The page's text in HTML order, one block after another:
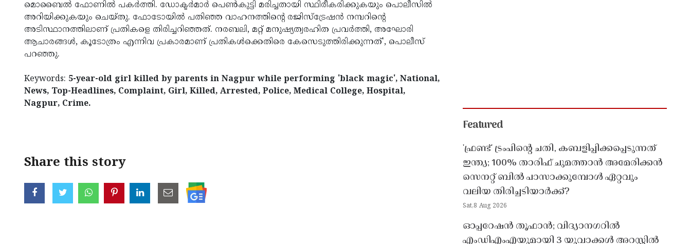
മൊബൈല്‍ ഫോണില്‍ പകര്‍ത്തി. ഡോക്ടര്‍മാര്‍ പെണ്‍കുട്ടി മരിച്ചതായി സ്ഥിരീകരിക്കുകയും പൊലീസില്‍
അറിയിക്കുകയും ചെയ്തു. ഫോടോയില്‍ പതിഞ്ഞ വാഹനത്തിന്റെ രജിസ്ട്രേഷന്‍ നമ്പറിന്റെ
അടിസ്ഥാനത്തിലാണ് പ്രതികളെ തിരിച്ചറിഞ്ഞത്. നരബലി, മറ്റ് മനുഷ്യത്വരഹിത പ്രവര്‍ത്തി, അഘോരി
ആചാരങ്ങള്‍, കൂടോത്രം എന്നിവ പ്രകാരമാണ് പ്രതികള്‍ക്കെതിരെ കേസെടുത്തിരിക്കുന്നത്', പൊലീസ്
പറഞ്ഞു.
Keywords: 5-year-old girl killed by parents in Nagpur while performing 'black magic', National,
News, Top-Headlines, Complaint, Girl, Killed, Arrested, Police, Medical College, Hospital,
Nagpur, Crime.
Share this story
Featured
'ഫ്രണ്ട്' ട്രംപിന്റെ ചതി, കബളിപ്പിക്കപ്പെടുന്നത്
ഇന്ത്യ; 100% താരിഫ് ചുമത്താൻ അമേരിക്കൻ
സെനറ്റ് ബിൽ പാസാക്കുമ്പോൾ ഏറ്റവും
വലിയ തിരിച്ചടിയാർക്ക്?
Sat,8 Aug 2026
ഓപ്പറേഷൻ തൂഫാൻ; വിദ്യാനഗറിൽ
എംഡിഎംഎയുമായി 3 യുവാക്കൾ അറസ്റ്റിൽ